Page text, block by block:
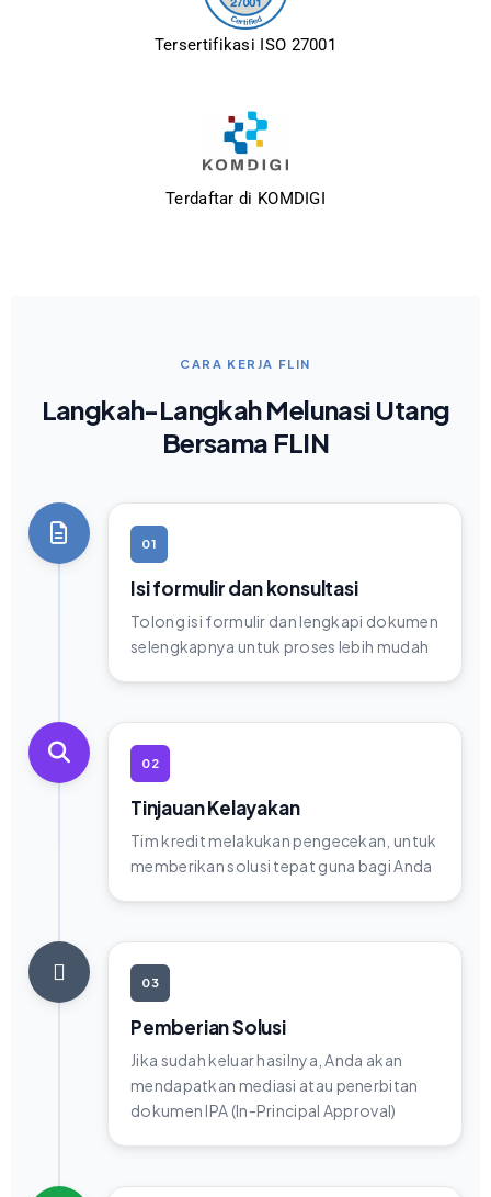
Tersertifikasi ISO 27001
Terdaftar di KOMDIGI
CARA KERJA FLIN
Langkah-Langkah Melunasi Utang
Bersama FLIN
01
Isi formulir dan konsultasi
Tolong isi formulir dan lengkapi dokumen
selengkapnya untuk proses lebih mudah
02
Tinjauan Kelayakan
Tim kredit melakukan pengecekan, untuk
memberikan solusi tepat guna bagi Anda
03
Pemberian Solusi
Jika sudah keluar hasilnya, Anda akan
mendapatkan mediasi atau penerbitan
dokumen IPA (In-Principal Approval)